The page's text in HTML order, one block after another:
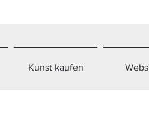
Kunst kaufen